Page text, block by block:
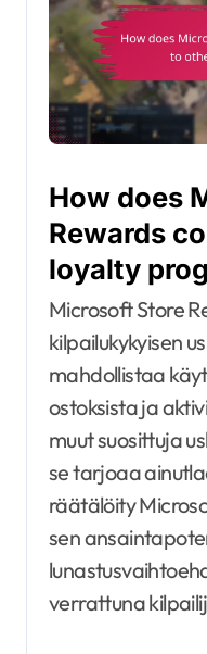
How does
Rewards
loyalty
Microsoft Store
kilpailukykyisen
mahdollistaa
ostoksista ja
muut suosittuja
se tarjoaa
räätälöity
sen
verrattuna